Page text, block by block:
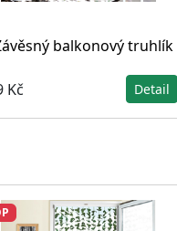
balkonový truhlík
Kč Detail